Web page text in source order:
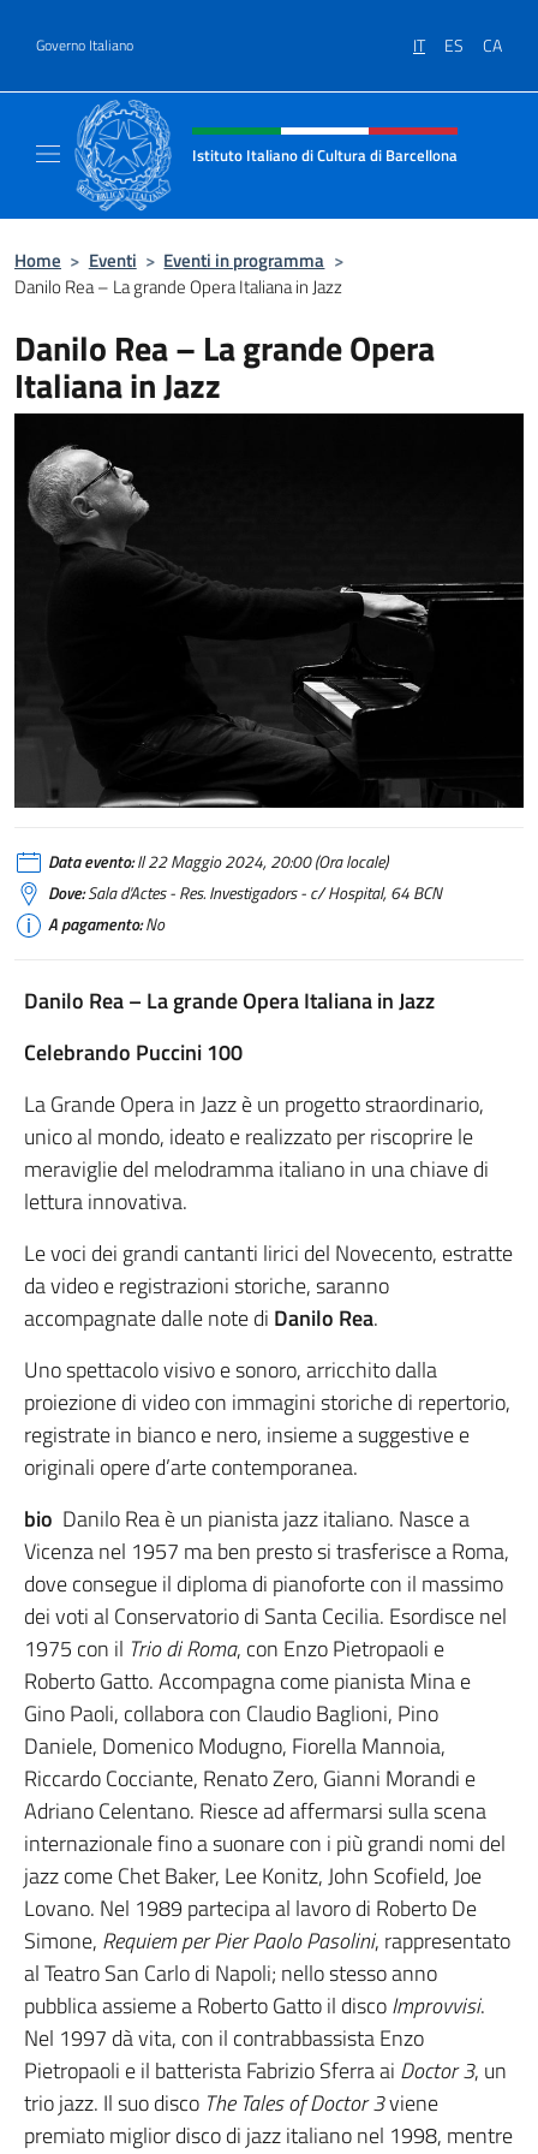
Governo Italiano IT ES CA
Intestazione sito, social e menù
Istituto Italiano di Cultura di Barcellona
Home > Eventi > Eventi in programma >
Danilo Rea – La grande Opera Italiana in Jazz
Danilo Rea – La grande Opera
Italiana in Jazz
Data evento:Il 22 Maggio 2024, 20:00 (Ora locale)
Dove:Sala d'Actes - Res. Investigadors - c/ Hospital, 64 BCN
A pagamento:No
Danilo Rea – La grande Opera Italiana in Jazz
Celebrando Puccini 100
La Grande Opera in Jazz è un progetto straordinario,
unico al mondo, ideato e realizzato per riscoprire le
meraviglie del melodramma italiano in una chiave di
lettura innovativa.
Le voci dei grandi cantanti lirici del Novecento, estratte
da video e registrazioni storiche, saranno
accompagnate dalle note di Danilo Rea.
Uno spettacolo visivo e sonoro, arricchito dalla
proiezione di video con immagini storiche di repertorio,
registrate in bianco e nero, insieme a suggestive e
originali opere d’arte contemporanea.
bio Danilo Rea è un pianista jazz italiano. Nasce a
Vicenza nel 1957 ma ben presto si trasferisce a Roma,
dove consegue il diploma di pianoforte con il massimo
dei voti al Conservatorio di Santa Cecilia. Esordisce nel
1975 con il Trio di Roma, con Enzo Pietropaoli e
Roberto Gatto. Accompagna come pianista Mina e
Gino Paoli, collabora con Claudio Baglioni, Pino
Daniele, Domenico Modugno, Fiorella Mannoia,
Riccardo Cocciante, Renato Zero, Gianni Morandi e
Adriano Celentano. Riesce ad affermarsi sulla scena
internazionale fino a suonare con i più grandi nomi del
jazz come Chet Baker, Lee Konitz, John Scofield, Joe
Lovano. Nel 1989 partecipa al lavoro di Roberto De
Simone, Requiem per Pier Paolo Pasolini, rappresentato
al Teatro San Carlo di Napoli; nello stesso anno
pubblica assieme a Roberto Gatto il discoImprovvisi.
Nel 1997 dà vita, con il contrabbassista Enzo
Pietropaoli e il batterista Fabrizio Sferra ai Doctor 3, un
trio jazz. Il suo disco The Tales of Doctor 3viene
premiato miglior disco di jazz italiano nel 1998, mentre